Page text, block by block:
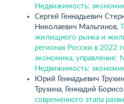
Недвижимость:
Сергей Геннадьевич
Николаевич Мальгинов,
жилищного рынка и
регионах России в 2022
экономика, управление:
Недвижимость:
Юрий Геннадьевич
Трухина, Геннадий
современного этапа